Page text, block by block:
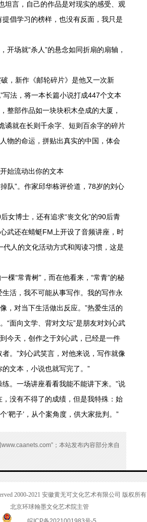
坦言，自己的作品是对现实的感受、观
倡学习的榜样，也没有反面，我只是
开场就“杀人”的悬念如同折扇的扇轴，
，新作《邮轮碎片》是他又一次新
写法，将一本长篇小说打成447个文本
整部作品如一块块积木垒成的大厦，
谲就在长则千余字、短则百余字的碎片
物的命运，拼贴出真实的中国，体会
始流动出你的文本
队”。作家邱华栋评价道，78岁的刘心
女博士，还有追求“丧文化”的90后青
武还在蜻蜓FM上开设了音频讲座，时
人的文化活动方式和阅读习惯，这是
棵“常青树”，而在他看来，“常青”的秘
活，我不可能从事写作。我的写作永
，对当下生活做出反应。”热爱生活的
“面向文学、背对文坛”是朋友对刘心武
今天，创作之于刘心武，已经是一件
。”刘心武笑言，对他来说，写作就像
文本，小说也就写完了。”
。一场讲座看看我能不能讲下来。”说
没有不得了的成绩，但是我特殊：始
靶子’，从个案角度，供大家批判。”
；本站发布内容部分来自
2000-2021 安徽黄无可文化艺术有限公司 版权所有
北京环球翰墨文化艺术院主管